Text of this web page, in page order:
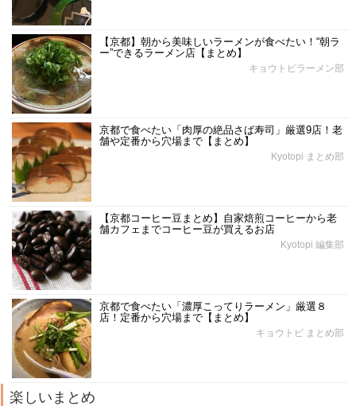
【京都】朝から美味しいラーメンが食べたい！“朝ラ
ー”できるラーメン店【まとめ】
キョウトピラーメン部
京都で食べたい「肉厚の絶品さば寿司」厳選9店！老
舗や定番から穴場まで【まとめ】
Kyotopi まとめ部
【京都コーヒー豆まとめ】自家焙煎コーヒーから老
舗カフェまでコーヒー豆が買えるお店
Kyotopi 編集部
京都で食べたい「濃厚こってりラーメン」厳選８
店！定番から穴場まで【まとめ】
キョウトピ まとめ部
楽しいまとめ